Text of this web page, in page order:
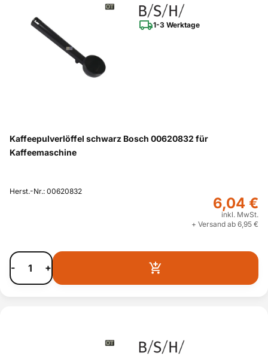
1-3 Werktage
Kaffeepulverlöffel schwarz Bosch 00620832 für
Kaffeemaschine
Herst.-Nr.: 00620832
6,04 €
inkl. MwSt.
+ Versand ab 6,95 €
- +